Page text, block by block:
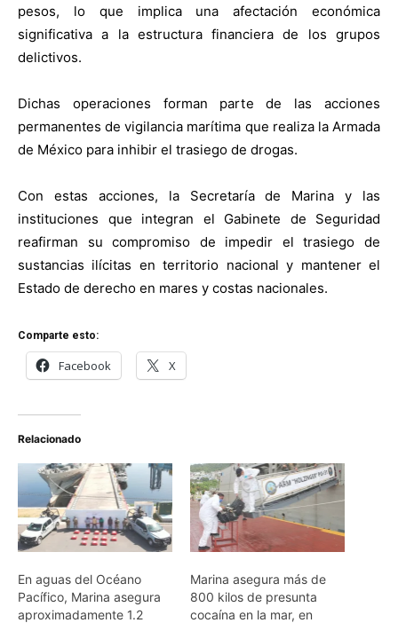
pesos, lo que implica una afectación económica
significativa a la estructura financiera de los grupos
delictivos.
Dichas operaciones forman parte de las acciones
permanentes de vigilancia marítima que realiza la Armada
de México para inhibir el trasiego de drogas.
Con estas acciones, la Secretaría de Marina y las
instituciones que integran el Gabinete de Seguridad
reafirman su compromiso de impedir el trasiego de
sustancias ilícitas en territorio nacional y mantener el
Estado de derecho en mares y costas nacionales.
Comparte esto:
Facebook X
Relacionado
En aguas del Océano
Pacífico, Marina asegura
aproximadamente 1.2
Marina asegura más de
800 kilos de presunta
cocaína en la mar, en